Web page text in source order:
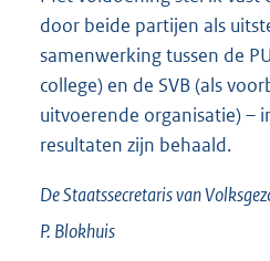
door beide partijen als
samenwerking tussen de
college) en de SVB (als
uitvoerende organisatie) –
resultaten zijn behaald.
De Staatssecretaris van
P. Blokhuis